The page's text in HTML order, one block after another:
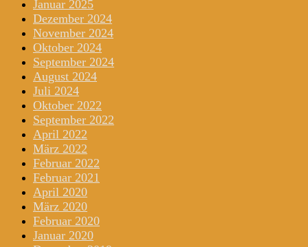
Januar 2025
Dezember 2024
November 2024
Oktober 2024
September 2024
August 2024
Juli 2024
Oktober 2022
September 2022
April 2022
März 2022
Februar 2022
Februar 2021
April 2020
März 2020
Februar 2020
Januar 2020